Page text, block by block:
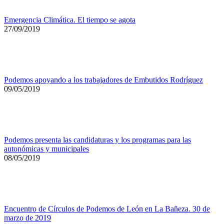
Emergencia Climática. El tiempo se agota
27/09/2019
Podemos apoyando a los trabajadores de Embutidos Rodríguez
09/05/2019
Podemos presenta las candidaturas y los programas para las
autonómicas y municipales
08/05/2019
Encuentro de Círculos de Podemos de León en La Bañeza. 30 de
marzo de 2019